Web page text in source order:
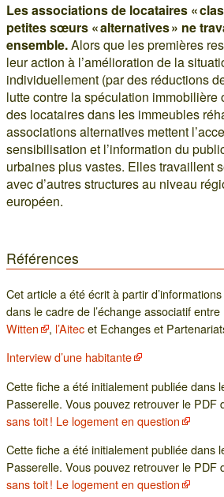
Les associations de locataires «
petites sœurs « alternatives » ne
ensemble.Alors que les premières
leur action à l’amélioration de la
individuellement (par des réductions
lutte contre la spéculation immobilière
des locataires dans les immeubles
associations alternatives mettent
sensibilisation et l’information du
urbaines plus vastes. Elles travaillent
avec d’autres structures au niveau
européen.
Références
Cet article a été écrit à partir
dans le cadre de l’échange associatif entre
Witten
, l’Aitecet Echanges et
Interview d’une habitante
Cette fiche a été initialement publiée dans
Passerelle. Vous pouvez retrouver le PDF
sans toit ! Le logement en question
Cette fiche a été initialement publiée dans
Passerelle. Vous pouvez retrouver le PDF
sans toit ! Le logement en question